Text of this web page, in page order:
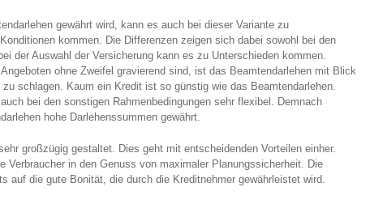
gewährt wird, kann es auch bei dieser Variante zu
kommen. Die Differenzen zeigen sich dabei sowohl bei den
der Auswahl der Versicherung kann es zu Unterschieden kommen.
ohne Zweifel gravierend sind, ist das Beamtendarlehen mit Blick
schlagen. Kaum ein Kredit ist so günstig wie das Beamtendarlehen.
bei den sonstigen Rahmenbedingungen sehr flexibel. Demnach
hohe Darlehenssummen gewährt.
großzügig gestaltet. Dies geht mit entscheidenden Vorteilen einher.
Verbraucher in den Genuss von maximaler Planungssicherheit. Die
auf die gute Bonität, die durch die Kreditnehmer gewährleistet wird.